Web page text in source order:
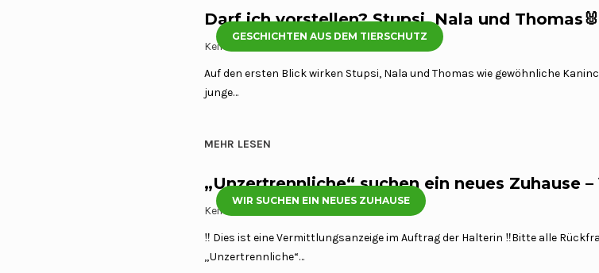
GESCHICHTEN AUS DEM TIERSCHUTZ
Darf ich vorstellen? Stupsi, Nala und
Keine Kommentare
Auf den ersten Blick wirken Stupsi, Nala und Thomas wie gewöhnliche
junge…
MEHR LESEN
WIR SUCHEN EIN NEUES ZUHAUSE
„Unzertrennliche“ suchen ein neues Zuhause
Keine Kommentare
‼️ Dies ist eine Vermittlungsanzeige im Auftrag der Halterin ‼️Bitte alle
„Unzertrennliche“…